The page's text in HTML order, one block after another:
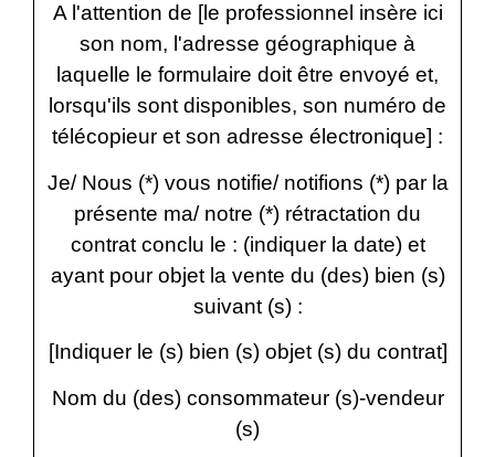
A l'attention de [le professionnel insère ici
son nom, l'adresse géographique à
laquelle le formulaire doit être envoyé et,
lorsqu'ils sont disponibles, son numéro de
télécopieur et son adresse électronique] :
Je/ Nous (*) vous notifie/ notifions (*) par la
présente ma/ notre (*) rétractation du
contrat conclu le : (indiquer la date)et
ayant pour objet la vente du (des) bien (s)
suivant (s) :
[Indiquer le (s) bien (s) objet (s) du contrat]
Nom du (des) consommateur (s)-vendeur
(s)